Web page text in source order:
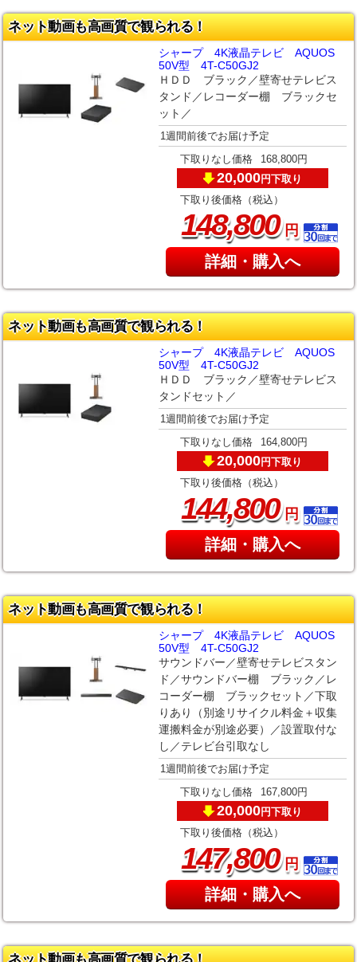
ネット動画も高画質で観られる！
シャープ 4K液晶テレビ AQUOS
50V型 4T-C50GJ2
ＨＤＤ ブラック／壁寄せテレビス
タンド／レコーダー棚 ブラックセ
ット／
1週間前後でお届け予定
下取りなし価格 168,800円
20,000円下取り
下取り後価格（税込）
148,800円
詳細・購入へ
ネット動画も高画質で観られる！
シャープ 4K液晶テレビ AQUOS
50V型 4T-C50GJ2
ＨＤＤ ブラック／壁寄せテレビス
タンドセット／
1週間前後でお届け予定
下取りなし価格 164,800円
20,000円下取り
下取り後価格（税込）
144,800円
詳細・購入へ
ネット動画も高画質で観られる！
シャープ 4K液晶テレビ AQUOS
50V型 4T-C50GJ2
サウンドバー／壁寄せテレビスタン
ド／サウンドバー棚 ブラック／レ
コーダー棚 ブラックセット／下取
りあり（別途リサイクル料金＋収集
運搬料金が別途必要）／設置取付な
し／テレビ台引取なし
1週間前後でお届け予定
下取りなし価格 167,800円
20,000円下取り
下取り後価格（税込）
147,800円
詳細・購入へ